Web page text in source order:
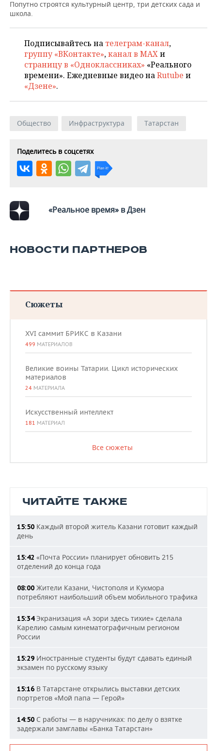
Попутно строятся культурный центр, три детских сада и
школа.
Подписывайтесь на телеграм-канал,
группу «ВКонтакте»,канал в MAXи
страницу в «Одноклассниках» «Реального
времени». Ежедневные видео наRutube и
«Дзене».
Общество Инфраструктура Татарстан
Поделитесь в соцсетях
«Реальное время» в Дзен
НОВОСТИ ПАРТНЕРОВ
Сюжеты
XVI саммит БРИКС в Казани
499 МАТЕРИАЛОВ
Великие воины Татарии. Цикл исторических
материалов
24 МАТЕРИАЛА
Искусственный интеллект
181 МАТЕРИАЛ
Все сюжеты
ЧИТАЙТЕ ТАКЖЕ
15:50 Каждый второй житель Казани готовит каждый
день
15:42 «Почта России» планирует обновить 215
отделений до конца года
08:00 Жители Казани, Чистополя и Кукмора
потребляют наибольший объем мобильного трафика
15:34Экранизация «А зори здесь тихие» сделала
Карелию самым кинематографичным регионом
России
15:29 Иностранные студенты будут сдавать единый
экзамен по русскому языку
15:16 В Татарстане открылись выставки детских
портретов «Мой папа — Герой»
14:50 С работы — в наручниках: по делу о взятке
задержали замглавы «Банка Татарстан»